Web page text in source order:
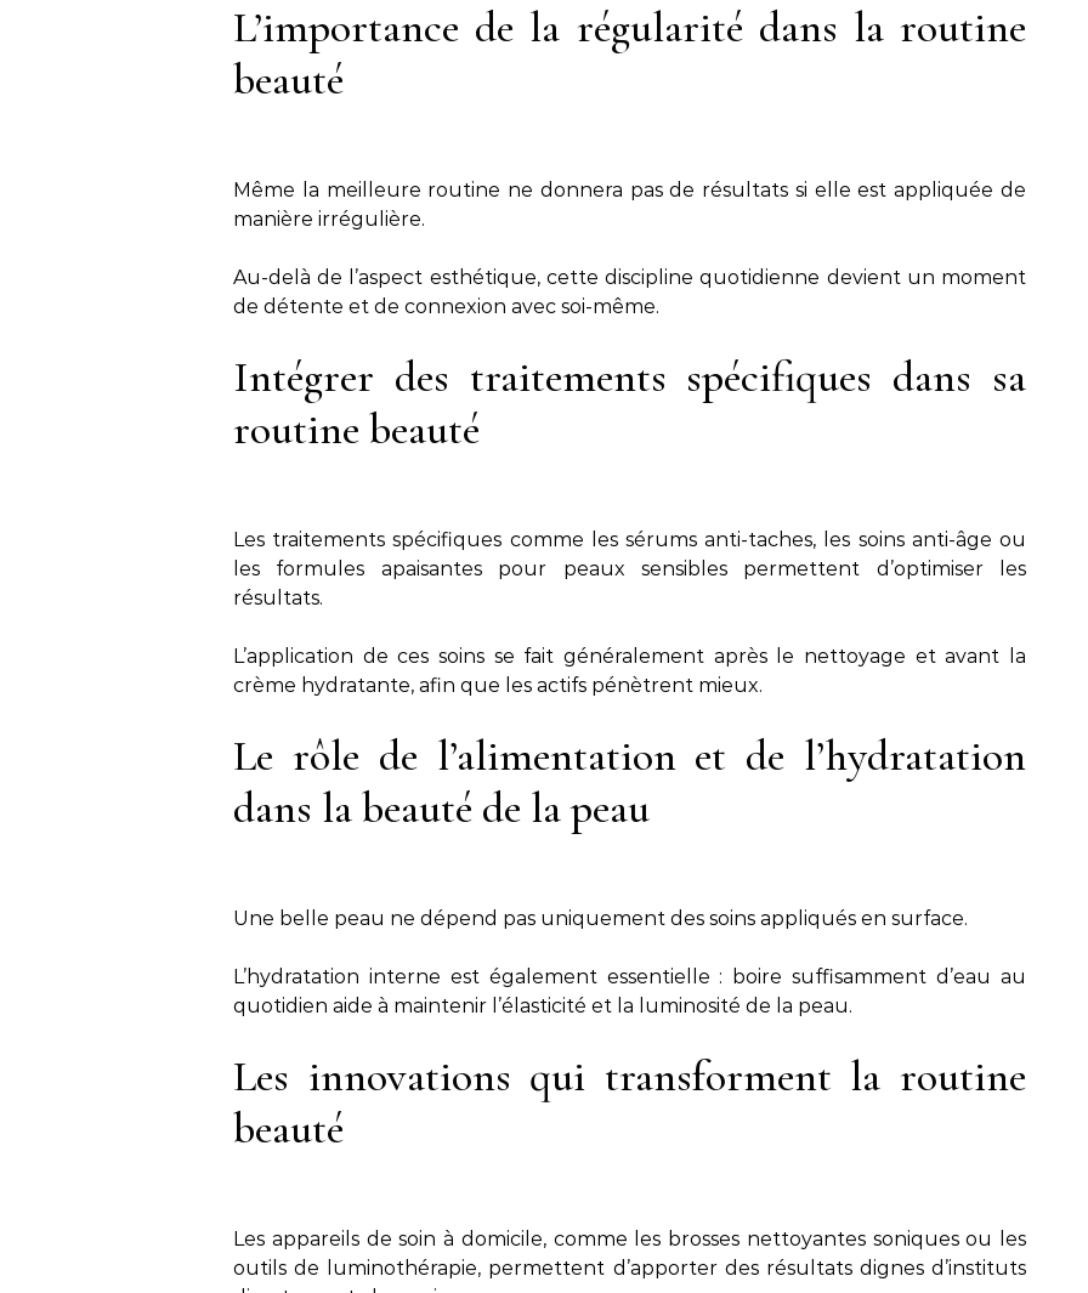
L’importance de la régularité dans la routine
beauté
Même la meilleure routine ne donnera pas de résultats si elle est appliquée de
manière irrégulière.
Au-delà de l’aspect esthétique, cette discipline quotidienne devient un moment
de détente et de connexion avec soi-même.
Intégrer des traitements spécifiques dans sa
routine beauté
Les traitements spécifiques comme les sérums anti-taches, les soins anti-âge ou
les formules apaisantes pour peaux sensibles permettent d’optimiser les
résultats.
L’application de ces soins se fait généralement après le nettoyage et avant la
crème hydratante, afin que les actifs pénètrent mieux.
Le rôle de l’alimentation et de l’hydratation
dans la beauté de la peau
Une belle peau ne dépend pas uniquement des soins appliqués en surface.
L’hydratation interne est également essentielle : boire suffisamment d’eau au
quotidien aide à maintenir l’élasticité et la luminosité de la peau.
Les innovations qui transforment la routine
beauté
Les appareils de soin à domicile, comme les brosses nettoyantes soniques ou les
outils de luminothérapie, permettent d’apporter des résultats dignes d’instituts